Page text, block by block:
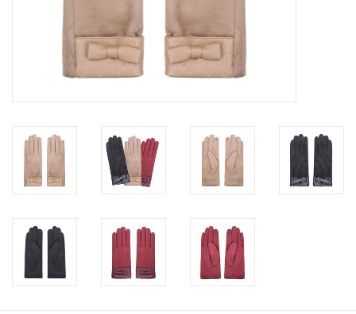
ON THE BEACH
Ohlala Jewels
LIFESTYLE PRODUCTEN
INSPIRATIE
SALE